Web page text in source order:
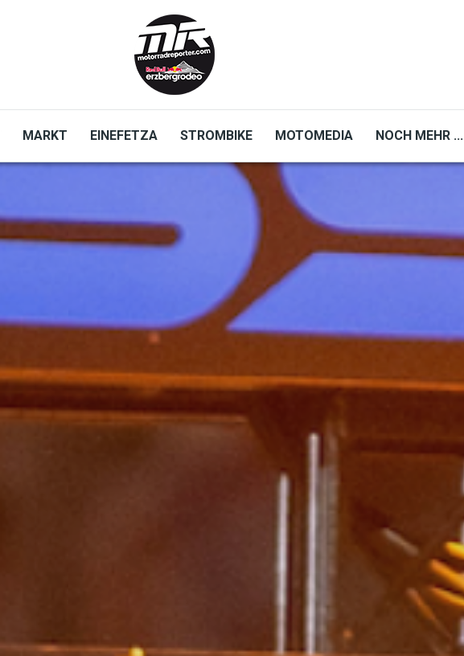
MARKT EINEFETZA STROMBIKE MOTOMEDIA NOCH MEHR ...